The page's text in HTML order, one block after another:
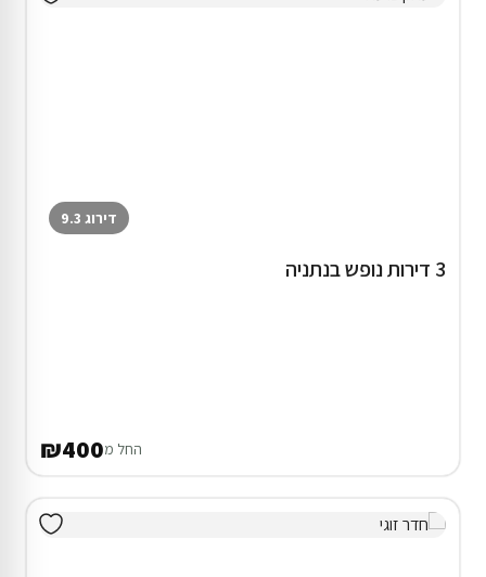
דירוג 9.3
3 דירות נופש בנתניה
החל מ₪400